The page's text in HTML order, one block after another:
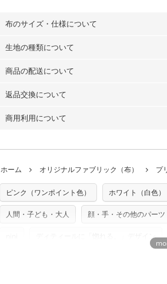
布のサイズ・仕様について
布の長さは50cm単位での販売になります。
※カットを希望の方は備考欄に「50cmずつ
単位でのカットのみ）
生地の種類について
・現在、すべてのデザインのプリントに使
ーン）・コットンリネン（ビエラ織）・
（キャンバス・11号帆布）です。
◎ 各生地の詳細を見る
商品の配送について
・ネコポスでの配送は、布は2mまで型紙
ります。
※万が一、検品時に不備が見つかった場合
※土日祝は営業日に含まれません。
※配送日のご指定は承れません。出来上が
返品交換について
・布はご注文後に注文数量のみをプリント
ていた色味と違う、などの理由での返品
返品・交換対象の基準について詳しくは こ
商用利用について
た記載も不要です。（製品化した際に起こ
店及びnunocoto fabricは一切の責任を負
※有料型紙（ホームソーイング型紙シリー
型紙は商用利用できませんのでご注意くだ
ホーム オリジナルファブリック（布） プ
ピンク（ワンポイント色） ホワイト（白色）
人間・子ども・大人 顔・手・その他のパーツ
ディティールに「惚れる。」デザイン